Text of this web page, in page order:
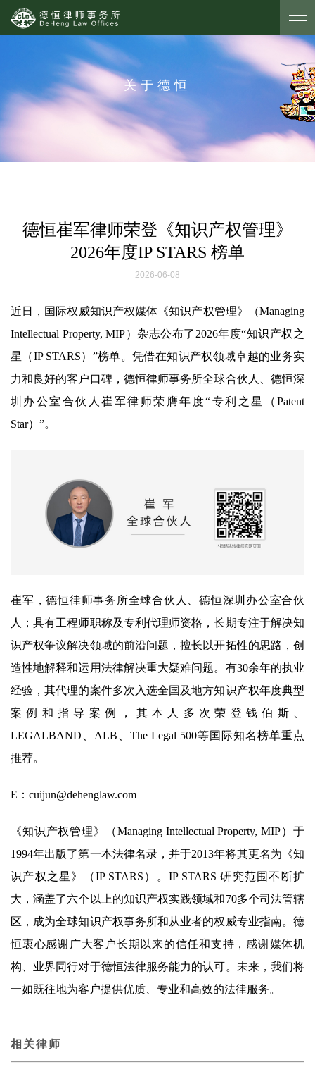
关于德恒
德恒崔军律师荣登《知识产权管理》
2026年度IP STARS 榜单
2026-06-08
近日，国际权威知识产权媒体《知识产权管理》（Managing
Intellectual Property, MIP）杂志公布了2026年度“知识产权之
星（IP STARS）”榜单。凭借在知识产权领域卓越的业务实
力和良好的客户口碑，德恒律师事务所全球合伙人、德恒深
圳办公室合伙人崔军律师荣膺年度“专利之星（Patent
Star）”。
崔军，德恒律师事务所全球合伙人、德恒深圳办公室合伙
人；具有工程师职称及专利代理师资格，长期专注于解决知
识产权争议解决领域的前沿问题，擅长以开拓性的思路，创
造性地解释和运用法律解决重大疑难问题。有30余年的执业
经验，其代理的案件多次入选全国及地方知识产权年度典型
案例和指导案例，其本人多次荣登钱伯斯、
LEGALBAND、ALB、The Legal 500等国际知名榜单重点
推荐。
E：cuijun@dehenglaw.com
《知识产权管理》（Managing Intellectual Property, MIP）于
1994年出版了第一本法律名录，并于2013年将其更名为《知
识产权之星》（IP STARS）。IP STARS 研究范围不断扩
大，涵盖了六个以上的知识产权实践领域和70多个司法管辖
区，成为全球知识产权事务所和从业者的权威专业指南。德
恒衷心感谢广大客户长期以来的信任和支持，感谢媒体机
构、业界同行对于德恒法律服务能力的认可。未来，我们将
一如既往地为客户提供优质、专业和高效的法律服务。
相关律师